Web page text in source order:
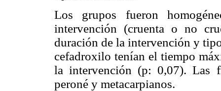
Los grupos fueron
intervención (cruenta o no
duración de la intervención y
cefadroxilo tenían el tiempo
la intervención (p: 0,07). Las
peroné y metacarpianos.